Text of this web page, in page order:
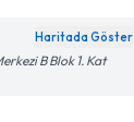
Haritada Göster
B Blok 1. Kat